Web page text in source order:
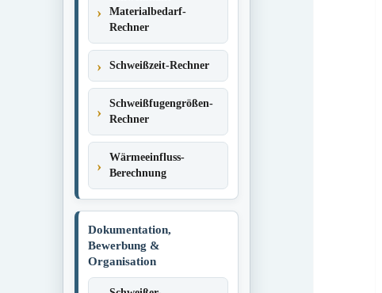
Materialbedarf-
Rechner
Schweißzeit-Rechner
Schweißfugengrößen-
Rechner
Wärmeeinfluss-
Berechnung
Dokumentation,
Bewerbung &
Organisation